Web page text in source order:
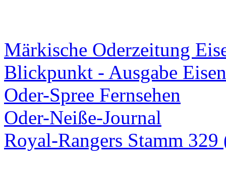
Märkische Oderzeitung
Blickpunkt - Ausgabe
Oder-Spree Fernsehen
Oder-Neiße-Journal
Royal-Rangers Stamm